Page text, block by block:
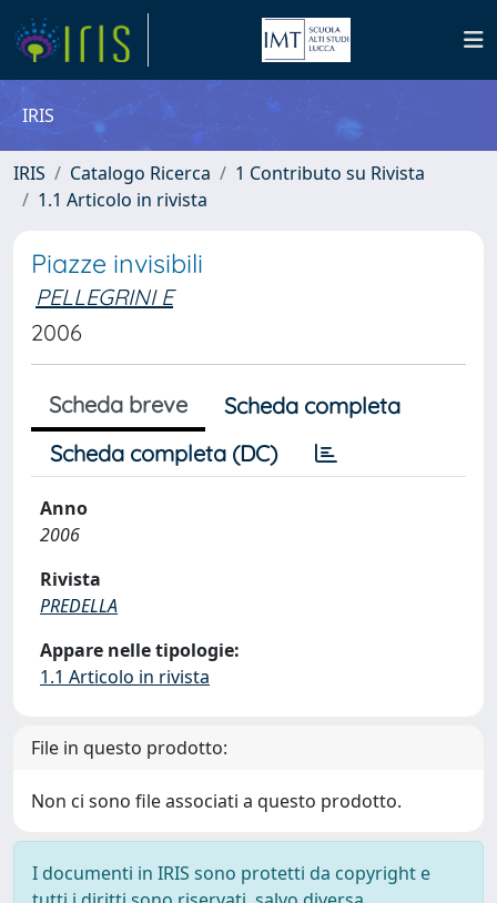
IRIS
IRIS Catalogo Ricerca
1 Contributo su Rivista
1.1 Articolo in rivista
Piazze invisibili
PELLEGRINI E
2006
Scheda breve
Scheda completa
Scheda completa (DC)
Anno
2006
Rivista
PREDELLA
Appare nelle tipologie:
1.1 Articolo in rivista
File in questo prodotto:
Non ci sono file associati a questo prodotto.
I documenti in IRIS sono protetti da copyright e